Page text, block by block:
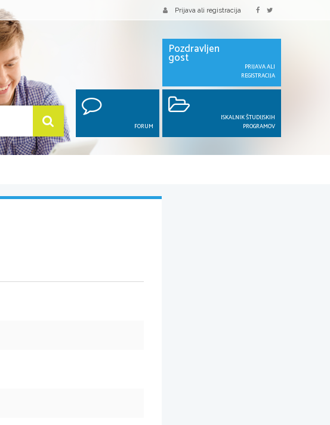
Prijava ali registracija
Pozdravljen
gost
PRIJAVA ALI
REGISTRACIJA
FORUM
ISKALNIK ŠTUDIJSKIH
PROGRAMOV